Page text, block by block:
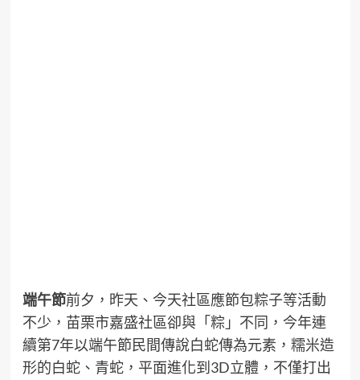
端午節前夕，昨天、今天社區應節包粽子等活動
不少，苗栗市嘉盛社區卻與「粽」不同，今年連
續第7年以端午節民間傳說白蛇傳為元素，糯米造
形的白蛇、青蛇，平面進化到3D立體，不僅打出